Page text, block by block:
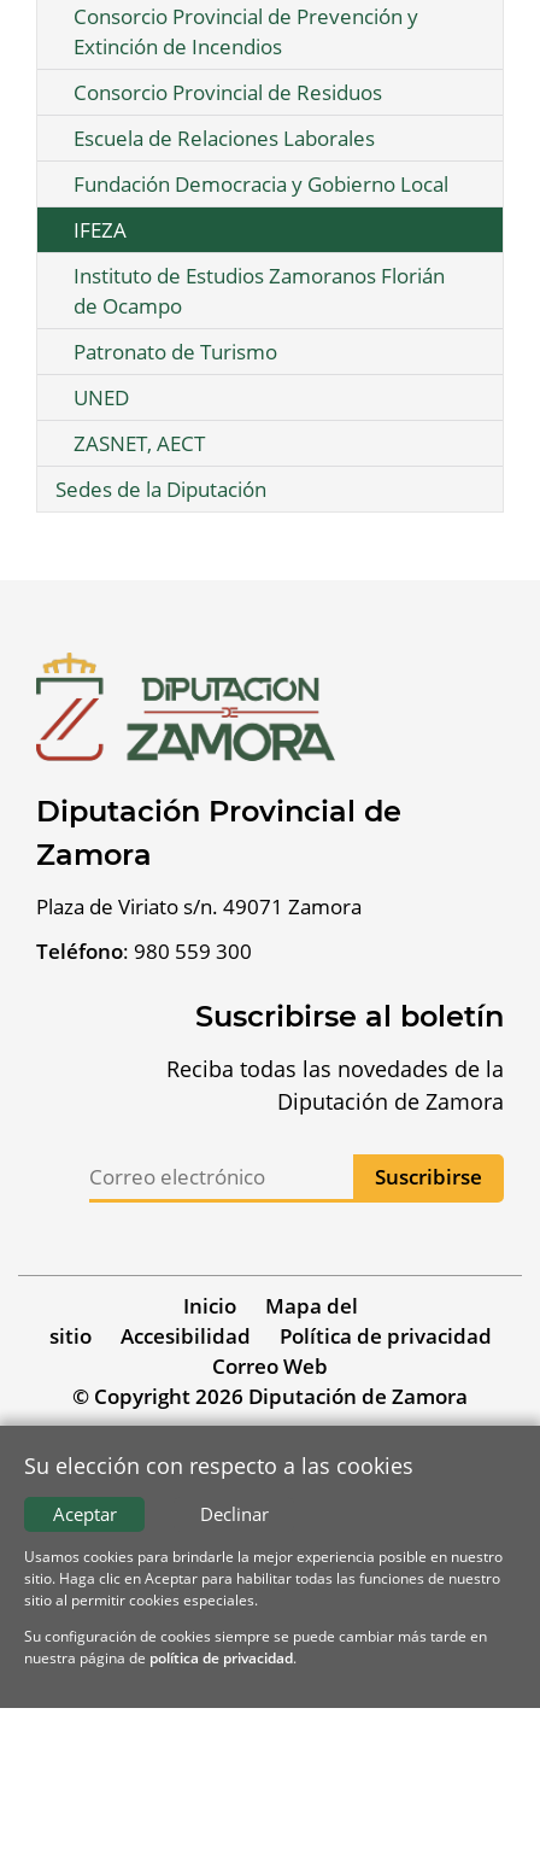
Consorcio Provincial de Prevención y
Extinción de Incendios
Consorcio Provincial de Residuos
Escuela de Relaciones Laborales
Fundación Democracia y Gobierno Local
IFEZA
Instituto de Estudios Zamoranos Florián
de Ocampo
Patronato de Turismo
UNED
ZASNET, AECT
Sedes de la Diputación
Diputación Provincial de
Zamora
Plaza de Viriato s/n. 49071 Zamora
Teléfono: 980 559 300
Suscribirse al boletín
Reciba todas las novedades de la
Diputación de Zamora
Inicio
Mapa del
sitio
Accesibilidad
Política de privacidad
Correo Web
© Copyright 2026 Diputación de Zamora
Su elección con respecto a las cookies
Declinar
Aceptar
Usamos cookies para brindarle la mejor experiencia posible en nuestro
sitio. Haga clic en Aceptar para habilitar todas las funciones de nuestro
sitio al permitir cookies especiales.
Su configuración de cookies siempre se puede cambiar más tarde en
nuestra página de política de privacidad.